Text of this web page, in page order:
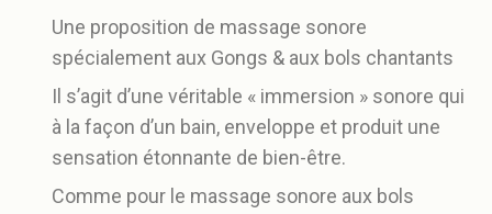
Une proposition de massage sonore
spécialement aux Gongs & aux bols chantants
Il s’agit d’une véritable « immersion » sonore qui
à la façon d’un bain, enveloppe et produit une
sensation étonnante de bien-être.
Comme pour le massage sonore aux bols